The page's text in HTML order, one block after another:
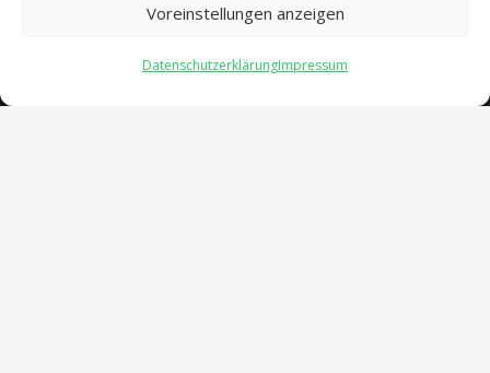
Voreinstellungen anzeigen
DatenschutzerklärungImpressum